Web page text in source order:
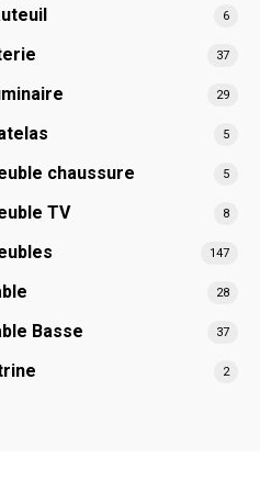
6
37
29
5
chaussure 5
TV 8
147
28
Basse 37
2